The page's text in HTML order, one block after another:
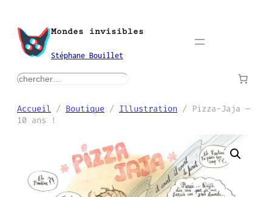
contenu
Mondes invisibles
Stéphane Bouillet
rechercher
Accueil / Boutique / Illustration / Pizza-Jaja –
10 ans !